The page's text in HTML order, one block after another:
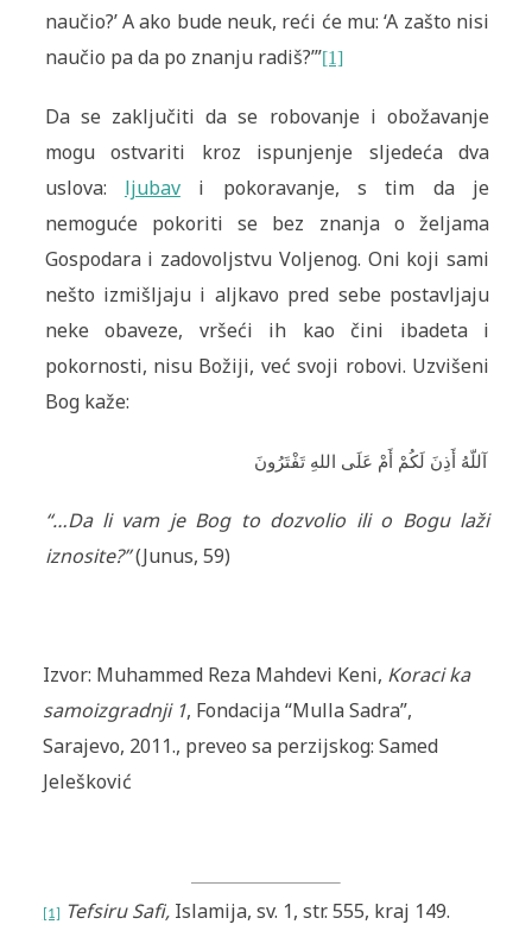
naučio?’ A ako bude neuk, reći će mu: ‘A zašto nisi
naučio pa da po znanju radiš?’”[1]
Da se zaključiti da se robovanje i obožavanje
mogu ostvariti kroz ispunjenje sljedeća dva
uslova: ljubavi pokoravanje, s tim da je
nemoguće pokoriti se bez znanja o željama
Gospodara i zadovoljstvu Voljenog. Oni koji sami
nešto izmišljaju i aljkavo pred sebe postavljaju
neke obaveze, vršeći ih kao čini ibadeta i
pokornosti, nisu Božiji, već svoji robovi. Uzvišeni
Bog kaže:
آللّهُ أَذِنَ لَكُمْ أَمْ عَلَى اللهِ تَفْتَرُونَ
“…Da li vam je Bog to dozvolio ili o Bogu laži
iznosite?”(Junus, 59)
Izvor: Muhammed Reza Mahdevi Keni, Koraci ka
samoizgradnji 1, Fondacija “Mulla Sadra”,
Sarajevo, 2011., preveo sa perzijskog: Samed
Jelešković
[1] Tefsiru Safi, Islamija, sv. 1, str. 555, kraj 149.